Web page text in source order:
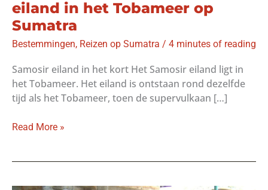
eiland in het Tobameer op
Sumatra
Bestemmingen, Reizen op Sumatra / 4 minutes of reading
Samosir eiland in het kort Het Samosir eiland ligt in
het Tobameer. Het eiland is ontstaan rond dezelfde
tijd als het Tobameer, toen de supervulkaan […]
Samosir:
in
Read More »